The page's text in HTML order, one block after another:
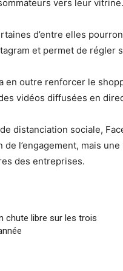
vers leur vitrine.
d’entre elles
et permet de régler
en outre renforcer le
vidéos diffusées en
distanciation sociale,
de l’engagement, mais
des entreprises.
chute libre sur les trois